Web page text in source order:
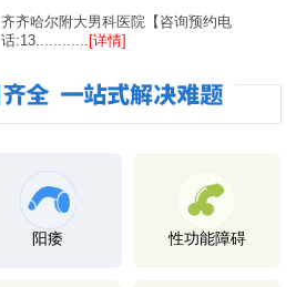
齐齐哈尔附大男科医院【咨询预约电
话:13............
[详情]
阳痿 性功能障碍